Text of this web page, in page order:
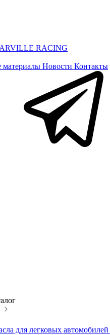
RACING
материалы Новости Контакты
для легковых автомобилей